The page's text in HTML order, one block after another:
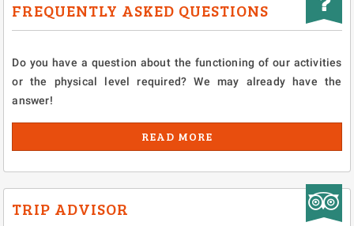
FREQUENTLY ASKED QUESTIONS
Do you have a question about the functioning of our activities
or the physical level required? We may already have the
answer!
READ MORE
TRIP ADVISOR